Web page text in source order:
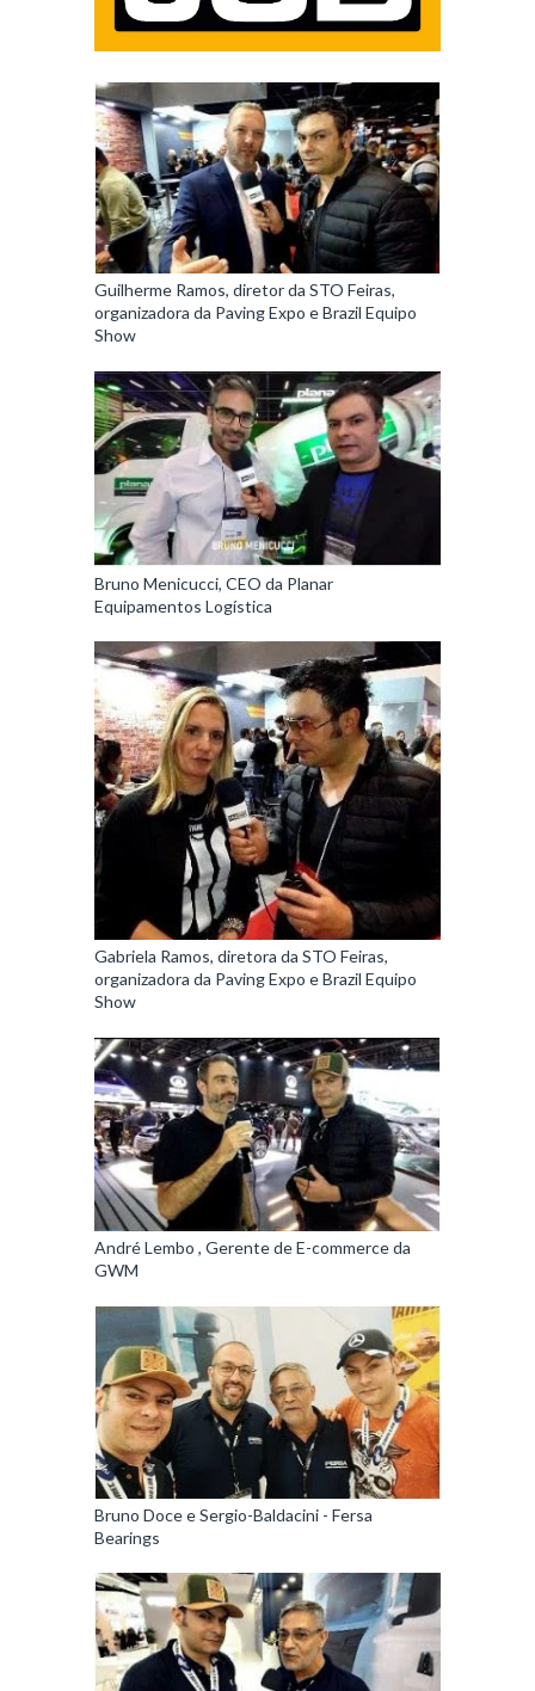
Guilherme Ramos, diretor da STO Feiras,
organizadora da Paving Expo e Brazil Equipo
Show
Bruno Menicucci, CEO da Planar
Equipamentos Logística
Gabriela Ramos, diretora da STO Feiras,
organizadora da Paving Expo e Brazil Equipo
Show
André Lembo , Gerente de E-commerce da
GWM
Bruno Doce e Sergio-Baldacini - Fersa
Bearings